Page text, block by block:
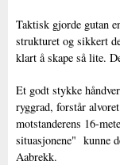
Taktisk gjorde gutan
strukturet og sikkert
klart å skape så lite.
Et godt stykke
ryggrad, forstår
motstanderens 16-
situasjonene" kunne
Aabrekk.